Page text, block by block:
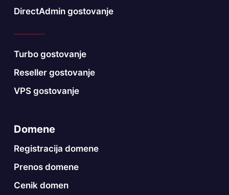
DirectAdmin gostovanje
Turbo gostovanje
Reseller gostovanje
VPS gostovanje
Domene
Registracija domene
Prenos domene
Cenik domen